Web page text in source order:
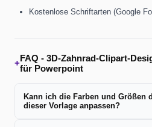
Kostenlose Schriftarten (Google
+FAQ - 3D-Zahnrad-Clipart-
für Powerpoint
Kann ich die Farben und Größen
dieser Vorlage anpassen?